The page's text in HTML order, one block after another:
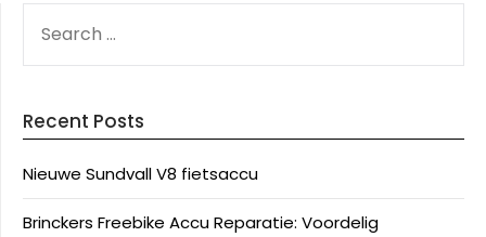
FOR:
Recent Posts
Nieuwe Sundvall V8 fietsaccu
Brinckers Freebike Accu Reparatie: Voordelig